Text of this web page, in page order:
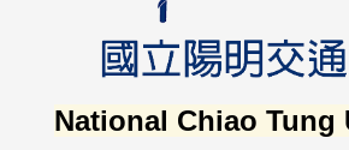
National Chiao Tung